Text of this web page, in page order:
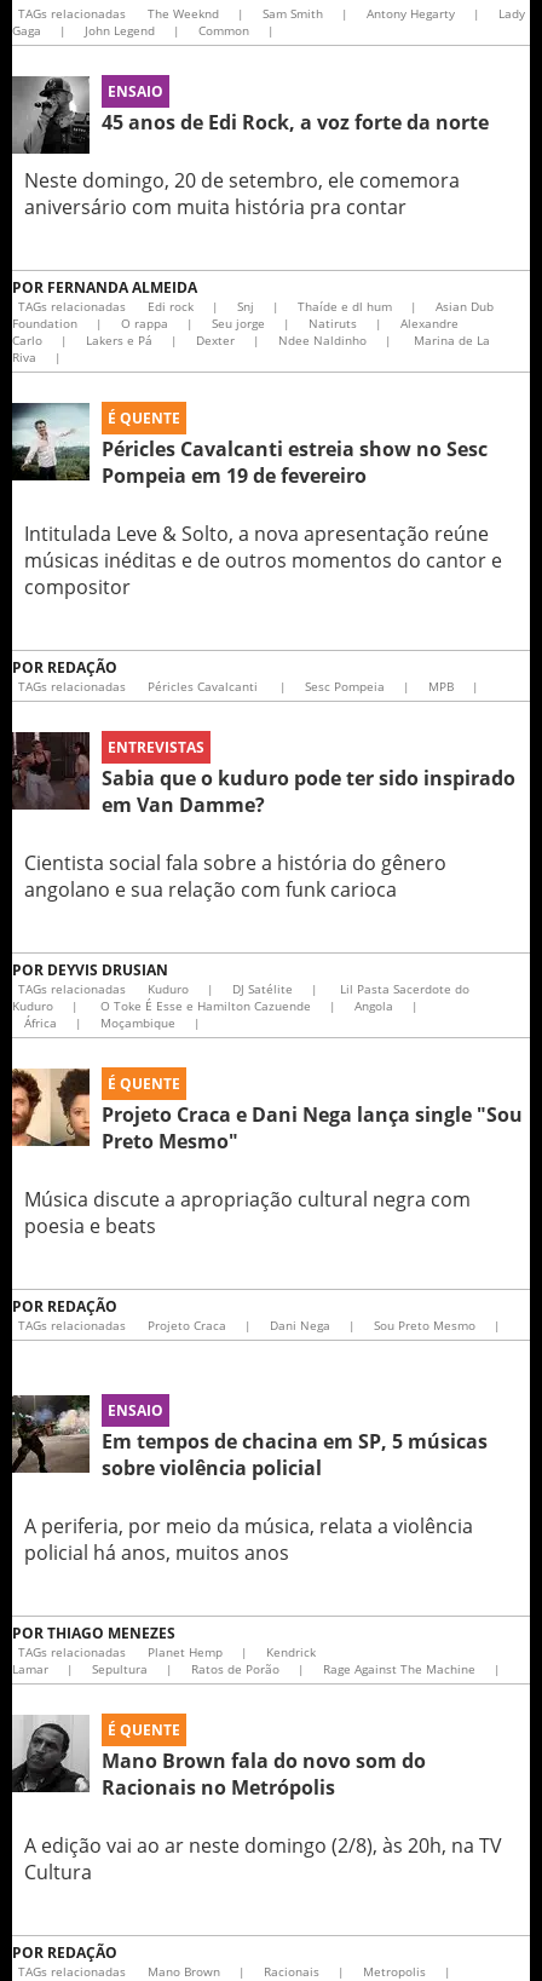
TAGs relacionadas The Weeknd | Sam Smith | Antony Hegarty |
Lady
Gaga
| John Legend | Common |
ENSAIO
45 anos de Edi Rock, a voz forte da norte
Neste domingo, 20 de setembro, ele comemora
aniversário com muita história pra contar
POR FERNANDA ALMEIDA
TAGs relacionadas Edi rock | Snj | Thaíde e dl hum |
Asian Dub
Foundation
| O rappa | Seu jorge | Natiruts |
Alexandre
Carlo
| Lakers e Pá | Dexter | Ndee Naldinho |
Marina de La
Riva
|
É QUENTE
Péricles Cavalcanti estreia show no Sesc
Pompeia em 19 de fevereiro
Intitulada Leve & Solto, a nova apresentação reúne
músicas inéditas e de outros momentos do cantor e
compositor
POR REDAÇÃO
TAGs relacionadas Péricles Cavalcanti | Sesc Pompeia | MPB |
ENTREVISTAS
Sabia que o kuduro pode ter sido inspirado
em Van Damme?
Cientista social fala sobre a história do gênero
angolano e sua relação com funk carioca
POR DEYVIS DRUSIAN
TAGs relacionadas Kuduro | DJ Satélite |
Lil Pasta Sacerdote do
Kuduro
| O Toke É Esse e Hamilton Cazuende | Angola
|
África
| Moçambique |
É QUENTE
Projeto Craca e Dani Nega lança single "Sou
Preto Mesmo"
Música discute a apropriação cultural negra com
poesia e beats
POR REDAÇÃO
TAGs relacionadas Projeto Craca | Dani Nega | Sou Preto Mesmo |
ENSAIO
Em tempos de chacina em SP, 5 músicas
sobre violência policial
A periferia, por meio da música, relata a violência
policial há anos, muitos anos
PORTHIAGO MENEZES
TAGs relacionadas Planet Hemp |
Kendrick
Lamar
| Sepultura | Ratos de Porão | Rage Against The Machine |
É QUENTE
Mano Brown fala do novo som do
Racionais no Metrópolis
A edição vai ao ar neste domingo (2/8), às 20h, na TV
Cultura
POR REDAÇÃO
TAGs relacionadas Mano Brown | Racionais | Metropolis |